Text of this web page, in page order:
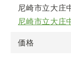
尼崎市立大庄
尼崎市立大庄
価格